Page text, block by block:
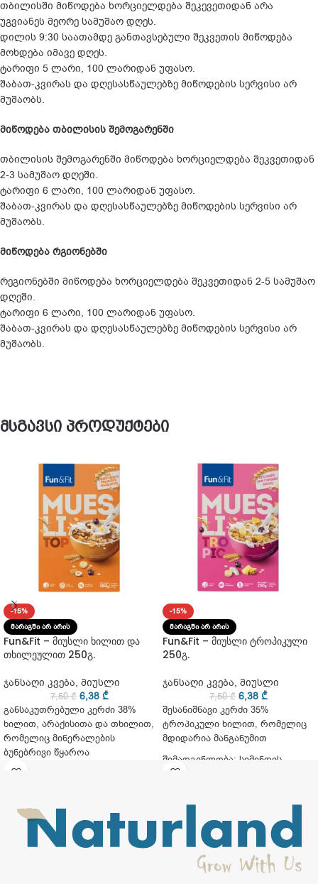
თბილისში მიწოდება ხორციელდება შეკევეთიდან არა
უგვიანეს მეორე სამუშაო დღეს.
დილის 9:30 საათამდე განთავსებული შეკვეთის მიწოდება
მოხდება იმავე დღეს.
ტარიფი 5 ლარი, 100 ლარიდან უფასო.
შაბათ-კვირას და დღესასწაულებზე მიწოდების სერვისი არ
მუშაობს.
მიწოდება თბილისის შემოგარენში
თბილისის შემოგარენში მიწოდება ხორციელდება შეკვეთიდან
2-3 სამუშაო დღეში.
ტარიფი 6 ლარი, 100 ლარიდან უფასო.
შაბათ-კვირას და დღესასწაულებზე მიწოდების სერვისი არ
მუშაობს.
მიწოდება რგიონებში
რეგიონებში მიწოდება ხორციელდება შეკვეთიდან 2-5 სამუშაო
დღეში.
ტარიფი 6 ლარი, 100 ლარიდან უფასო.
შაბათ-კვირას და დღესასწაულებზე მიწოდების სერვისი არ
მუშაობს.
მსგავსი პროდუქტები
-15%
ᲛᲐᲠᲐᲒᲨᲘ ᲐᲠ ᲐᲠᲘᲡ
Fun&Fit – მიუსლი ხილით და
თხილეულით 250გ.
ჯანსაღი კვება, მიუსლი
7,50₾ 6,38 ₾
განსაკუთრებული კერძი 38%
ხილით, არაქისითა და თხილით,
რომელიც მინერალების
ბუნებრივი წყაროა
შემადგენლობა: მარცვლეულის
15%, სოიოს ფანტელი 4,9%,
ქერი 4%, გარგარი 3%, ბრინჯის
ფანტელი 2%, კაკაოს ფხვნილი
-15%
ᲛᲐᲠᲐᲒᲨᲘ ᲐᲠ ᲐᲠᲘᲡ
Fun&Fit – მიუსლი ტროპიკული
250გ.
ჯანსაღი კვება, მიუსლი
7,50₾ 6,38 ₾
შესანიშნავი კერძი 35%
ტროპიკული ხილით, რომელიც
მდიდარია მანგანუმით
შემადგენლობა: სიმინდის
ფქვილი 89%, შაქარი, ქერის